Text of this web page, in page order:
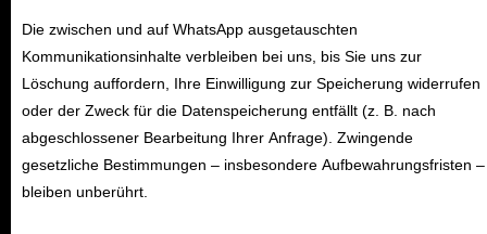
Die zwischen und auf WhatsApp ausgetauschten
Kommunikationsinhalte verbleiben bei uns, bis Sie uns zur
Löschung auffordern, Ihre Einwilligung zur Speicherung widerrufen
oder der Zweck für die Datenspeicherung entfällt (z. B. nach
abgeschlossener Bearbeitung Ihrer Anfrage). Zwingende
gesetzliche Bestimmungen – insbesondere Aufbewahrungsfristen –
bleiben unberührt.